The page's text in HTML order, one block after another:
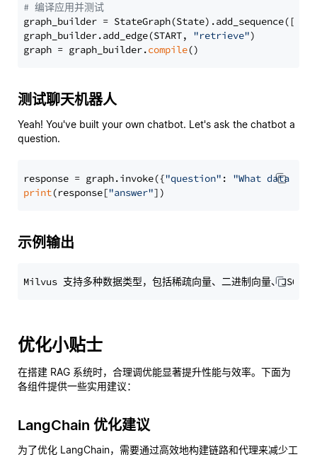
# 编译应用并测试
graph_builder =
graph_builder.add_edge(START, "retrieve")
graph = graph_builder.compile
测试聊天机器人
Yeah! You've built your own chatbot. Let's ask the chatbot a
question.
response = graph.invoke({"question" : "What data
print(response["answer"
示例输出
优化小贴士
在搭建 RAG 系统时，合理调优能显著提升性能与效率。下面为
各组件提供一些实用建议：
LangChain 优化建议
为了优化 LangChain，需要通过高效地构建链路和代理来减少工